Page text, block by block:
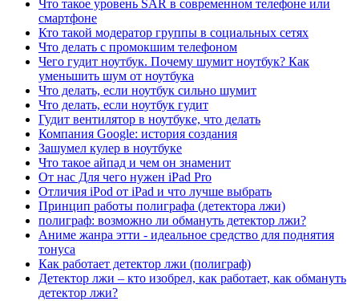
Что такое уровень SAR в современном телефоне или
смартфоне
Кто такой модератор группы в социальных сетях
Что делать с промокшим телефоном
Чего гудит ноутбук. Почему шумит ноутбук? Как
уменьшить шум от ноутбука
Что делать, если ноутбук сильно шумит
Что делать, если ноутбук гудит
Гудит вентилятор в ноутбуке, что делать
Компания Google: история создания
Зашумел кулер в ноутбуке
Что такое айпад и чем он знаменит
От нас Для чего нужен iPad Pro
Отличия iPod от iPad и что лучше выбрать
Принцип работы полиграфа (детектора лжи)
полиграф: возможно ли обмануть детектор лжи?
Аниме жанра этти - идеальное средство для поднятия
тонуса
Как работает детектор лжи (полиграф)
Детектор лжи – кто изобрел, как работает, как обмануть
детектор лжи?